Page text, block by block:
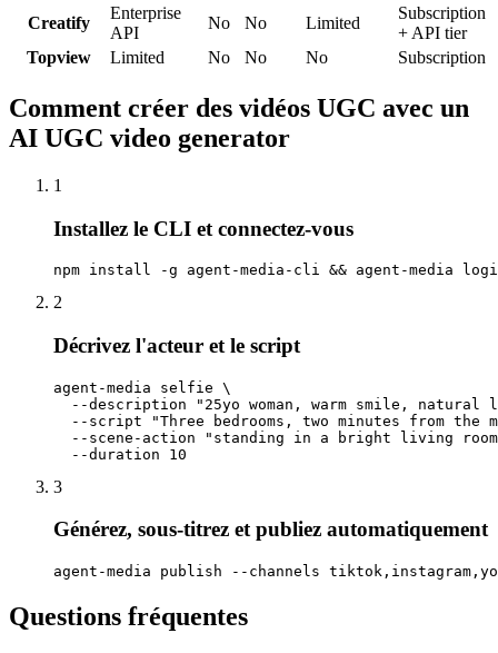
Creatify
Enterprise
API
No No Limited
Subscription
+ API tier
Topview
Limited No No No Subscription
Comment créer des vidéos UGC avec un
AI UGC video generator
1
Installez le CLI et connectez-vous
npm install -g agent-media-cli && agent-media
2
Décrivez l'acteur et le script
agent-media selfie \
--description "25yo woman, warm smile, natural
--script "Three bedrooms, two minutes from the
--scene-action "standing in a bright living
  --duration 10
3
Générez, sous-titrez et publiez automatiquement
agent-media publish --channels
Questions fréquentes